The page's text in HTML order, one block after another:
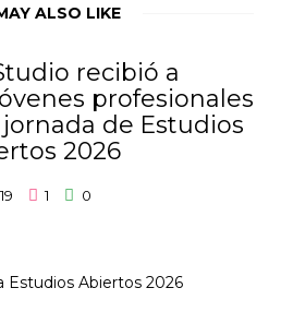
ALSO LIKE
recibió a
profesionales
de Estudios
2026
19 1 0